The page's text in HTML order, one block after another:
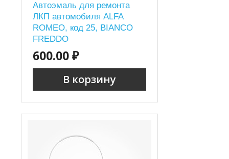
Автоэмаль для ремонта
ЛКП автомобиля ALFA
ROMEO, код 25, BIANCO
FREDDO
600.00 ₽
В корзину